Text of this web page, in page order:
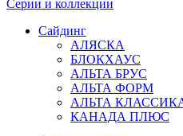
Серии и коллекции
Сайдинг
АЛЯСКА
БЛОКХАУС
АЛЬТА БРУС
АЛЬТА ФОРМ
АЛЬТА
КАНАДА ПЛЮС